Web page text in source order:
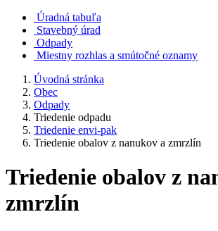
Úradná tabuľa
Stavebný úrad
Odpady
Miestny rozhlas a smútočné oznamy
Úvodná stránka
Obec
Odpady
Triedenie odpadu
Triedenie envi-pak
Triedenie obalov z nanukov a zmrzlín
Triedenie obalov z
zmrzlín